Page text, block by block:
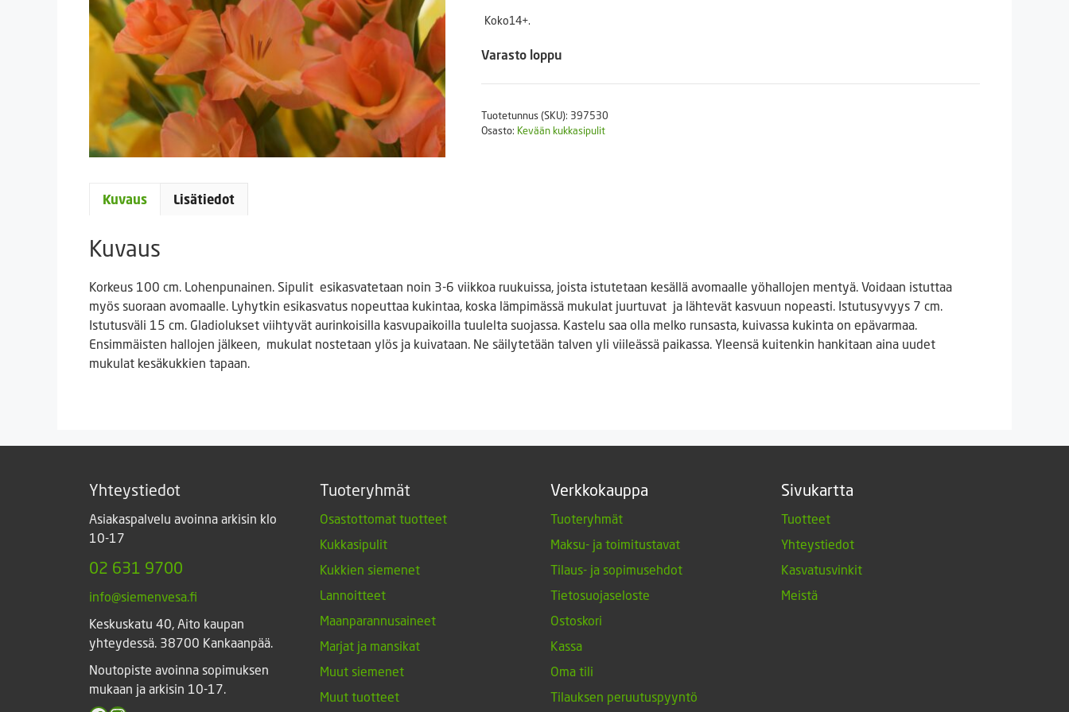
Koko14+.
Varasto loppu
Tuotetunnus (SKU): 397530
Osasto: Kevään kukkasipulit
Kuvaus Lisätiedot
Kuvaus
Korkeus 100 cm. Lohenpunainen. Sipulit esikasvatetaan noin 3-6 viikkoa ruukuissa, joista istutetaan kesällä avomaalle yöhallojen mentyä. Voidaan istuttaa
myös suoraan avomaalle. Lyhytkin esikasvatus nopeuttaa kukintaa, koska lämpimässä mukulat juurtuvat ja lähtevät kasvuun nopeasti. Istutusyvyys 7 cm.
Istutusväli 15 cm. Gladiolukset viihtyvät aurinkoisilla kasvupaikoilla tuulelta suojassa. Kastelu saa olla melko runsasta, kuivassa kukinta on epävarmaa.
Ensimmäisten hallojen jälkeen, mukulat nostetaan ylös ja kuivataan. Ne säilytetään talven yli viileässä paikassa. Yleensä kuitenkin hankitaan aina uudet
mukulat kesäkukkien tapaan.
Yhteystiedot
Asiakaspalvelu avoinna arkisin klo
10-17
02 631 9700
info@siemenvesa.fi
Keskuskatu 40, Aito kaupan
yhteydessä. 38700 Kankaanpää.
Noutopiste avoinna sopimuksen
mukaan ja arkisin 10-17.
Tuoteryhmät
Osastottomat tuotteet
Kukkasipulit
Kukkien siemenet
Lannoitteet
Maanparannusaineet
Marjat ja mansikat
Muut siemenet
Muut tuotteet
Verkkokauppa
Tuoteryhmät
Maksu- ja toimitustavat
Tilaus- ja sopimusehdot
Tietosuojaseloste
Ostoskori
Kassa
Oma tili
Tilauksen peruutuspyyntö
Sivukartta
Tuotteet
Yhteystiedot
Kasvatusvinkit
Meistä